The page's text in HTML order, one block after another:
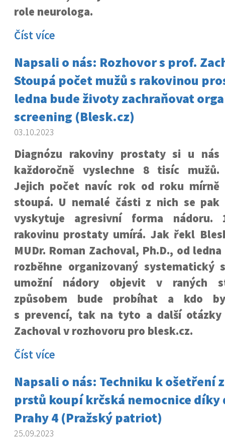
role neurologa.
Číst více
Napsali o nás: Rozhovor s prof.
Stoupá počet mužů s rakovinou
ledna bude životy zachraňovat
screening (Blesk.cz)
03.10.2023
Diagnózu rakoviny prostaty si u nás
každoročně vyslechne 8 tisíc mužů.
Jejich počet navíc rok od roku mírně
stoupá. U nemalé části z nich se pak
vyskytuje agresivní forma nádoru.
rakovinu prostaty umírá. Jak řekl
MUDr. Roman Zachoval, Ph.D., od ledna
rozběhne organizovaný systematický
umožní nádory objevit v raných
způsobem bude probíhat a kdo
s prevencí, tak na tyto a další otázky
Zachoval v rozhovoru pro blesk.cz.
Číst více
Napsali o nás: Techniku k ošetření
prstů koupí krčská nemocnice díky
Prahy 4 (Pražský patriot)
25.09.2023